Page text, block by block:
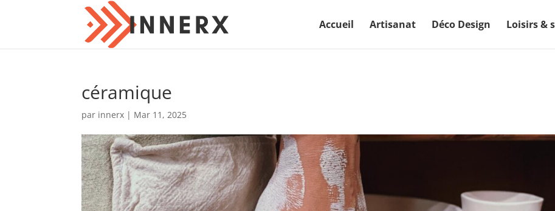
Accueil Artisanat Déco Design Loisirs &
céramique
par innerx | Mar 11, 2025